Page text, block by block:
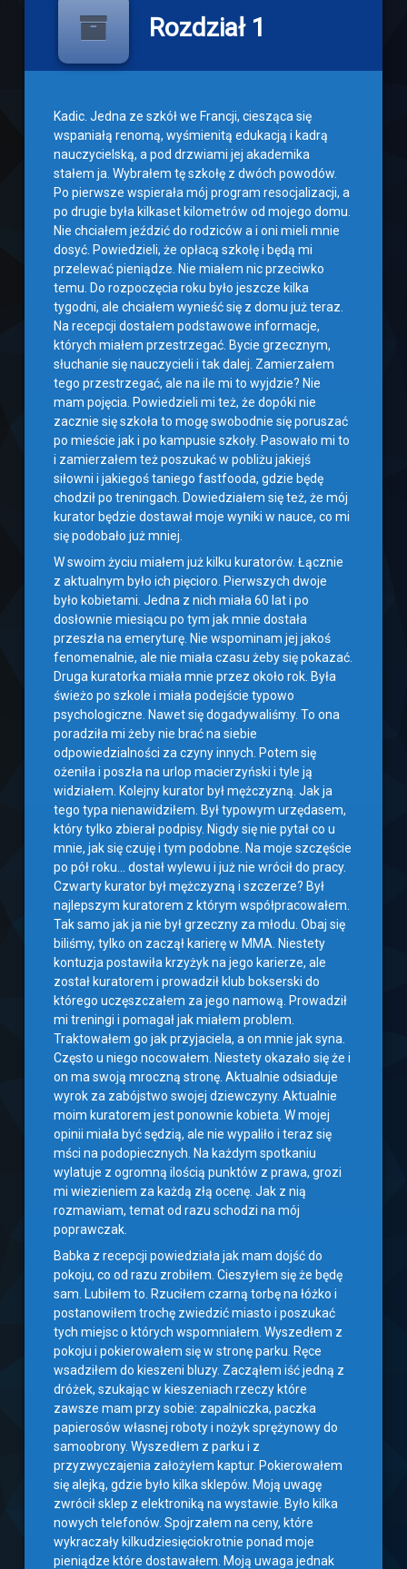
Rozdział 1
Kadic. Jedna ze szkół we Francji, ciesząca się
wspaniałą renomą, wyśmienitą edukacją i kadrą
nauczycielską, a pod drzwiami jej akademika
stałem ja. Wybrałem tę szkołę z dwóch powodów.
Po pierwsze wspierała mój program resocjalizacji, a
po drugie była kilkaset kilometrów od mojego domu.
Nie chciałem jeździć do rodziców a i oni mieli mnie
dosyć. Powiedzieli, że opłacą szkołę i będą mi
przelewać pieniądze. Nie miałem nic przeciwko
temu. Do rozpoczęcia roku było jeszcze kilka
tygodni, ale chciałem wynieść się z domu już teraz.
Na recepcji dostałem podstawowe informacje,
których miałem przestrzegać. Bycie grzecznym,
słuchanie się nauczycieli i tak dalej. Zamierzałem
tego przestrzegać, ale na ile mi to wyjdzie? Nie
mam pojęcia. Powiedzieli mi też, że dopóki nie
zacznie się szkoła to mogę swobodnie się poruszać
po mieście jak i po kampusie szkoły. Pasowało mi to
i zamierzałem też poszukać w pobliżu jakiejś
siłowni i jakiegoś taniego fastfooda, gdzie będę
chodził po treningach. Dowiedziałem się też, że mój
kurator będzie dostawał moje wyniki w nauce, co mi
się podobało już mniej.
W swoim życiu miałem już kilku kuratorów. Łącznie
z aktualnym było ich pięcioro. Pierwszych dwoje
było kobietami. Jedna z nich miała 60 lat i po
dosłownie miesiącu po tym jak mnie dostała
przeszła na emeryturę. Nie wspominam jej jakoś
fenomenalnie, ale nie miała czasu żeby się pokazać.
Druga kuratorka miała mnie przez około rok. Była
świeżo po szkole i miała podejście typowo
psychologiczne. Nawet się dogadywaliśmy. To ona
poradziła mi żeby nie brać na siebie
odpowiedzialności za czyny innych. Potem się
ożeniła i poszła na urlop macierzyński i tyle ją
widziałem. Kolejny kurator był mężczyzną. Jak ja
tego typa nienawidziłem. Był typowym urzędasem,
który tylko zbierał podpisy. Nigdy się nie pytał co u
mnie, jak się czuję i tym podobne. Na moje szczęście
po pół roku… dostał wylewu i już nie wrócił do pracy.
Czwarty kurator był mężczyzną i szczerze? Był
najlepszym kuratorem z którym współpracowałem.
Tak samo jak ja nie był grzeczny za młodu. Obaj się
biliśmy, tylko on zaczął karierę w MMA. Niestety
kontuzja postawiła krzyżyk na jego karierze, ale
został kuratorem i prowadził klub bokserski do
którego uczęszczałem za jego namową. Prowadził
mi treningi i pomagał jak miałem problem.
Traktowałem go jak przyjaciela, a on mnie jak syna.
Często u niego nocowałem. Niestety okazało się że i
on ma swoją mroczną stronę. Aktualnie odsiaduje
wyrok za zabójstwo swojej dziewczyny. Aktualnie
moim kuratorem jest ponownie kobieta. W mojej
opinii miała być sędzią, ale nie wypaliło i teraz się
mści na podopiecznych. Na każdym spotkaniu
wylatuje z ogromną ilością punktów z prawa, grozi
mi wiezieniem za każdą złą ocenę. Jak z nią
rozmawiam, temat od razu schodzi na mój
poprawczak.
Babka z recepcji powiedziała jak mam dojść do
pokoju, co od razu zrobiłem. Cieszyłem się że będę
sam. Lubiłem to. Rzuciłem czarną torbę na łóżko i
postanowiłem trochę zwiedzić miasto i poszukać
tych miejsc o których wspomniałem. Wyszedłem z
pokoju i pokierowałem się w stronę parku. Ręce
wsadziłem do kieszeni bluzy. Zacząłem iść jedną z
dróżek, szukając w kieszeniach rzeczy które
zawsze mam przy sobie: zapalniczka, paczka
papierosów własnej roboty i nożyk sprężynowy do
samoobrony. Wyszedłem z parku i z
przyzwyczajenia założyłem kaptur. Pokierowałem
się alejką, gdzie było kilka sklepów. Moją uwagę
zwrócił sklep z elektroniką na wystawie. Było kilka
nowych telefonów. Spojrzałem na ceny, które
wykraczały kilkudziesięciokrotnie ponad moje
pieniądze które dostawałem. Moją uwaga jednak